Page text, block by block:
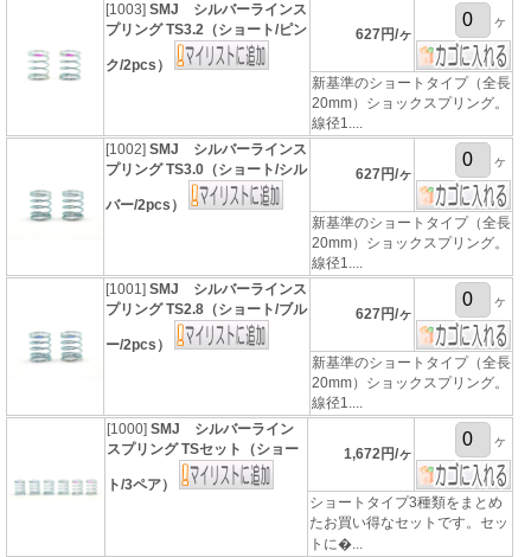
[1003]SMJ シルバーラインス
プリング TS3.2（ショート/ピン
ク/2pcs）
627円/ヶ
ヶ
新基準のショートタイプ（全長
20mm）ショックスプリング。
線径1....
[1002]SMJ シルバーラインス
プリング TS3.0（ショート/シル
バー/2pcs）
627円/ヶ
ヶ
新基準のショートタイプ（全長
20mm）ショックスプリング。
線径1....
[1001]SMJ シルバーラインス
プリング TS2.8（ショート/ブル
ー/2pcs）
627円/ヶ
ヶ
新基準のショートタイプ（全長
20mm）ショックスプリング。
線径1....
[1000]SMJ シルバーライン
スプリング TSセット（ショー
ト/3ペア）
1,672円/ヶ
ヶ
ショートタイプ3種類をまとめ
たお買い得なセットです。セッ
トに�...